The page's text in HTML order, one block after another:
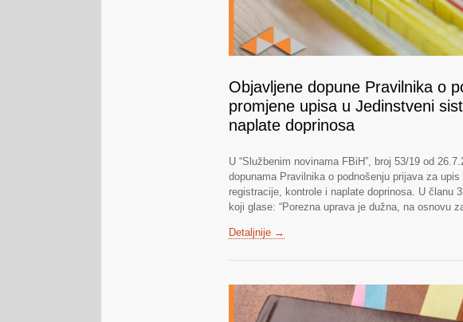
Objavljene dopune Pravilnika o
promjene upisa u Jedinstveni
naplate doprinosa
U “Službenim novinama FBiH”, broj 53/19 od
dopunama Pravilnika o podnošenju prijava za
registracije, kontrole i naplate doprinosa. U članu
koji glase: “Porezna uprava je dužna, na osnovu
Detaljnije →